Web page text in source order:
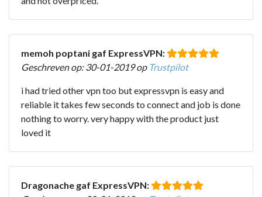
memoh poptani gaf ExpressVPN:
Geschreven op: 30-01-2019 op Trustpilot
i had tried other vpn too but expressvpn is easy and
reliable it takes few seconds to connect and job is done
nothing to worry. very happy with the product just
loved it
Dragonache gaf ExpressVPN: